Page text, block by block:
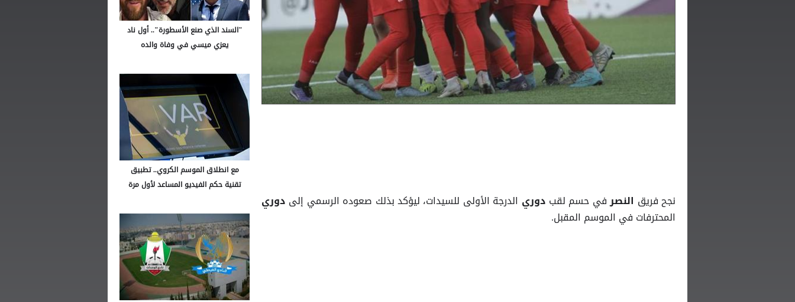
نجح فريق النصرفي حسم لقب دوري الدرجة الأولى للسيدات، ليؤكد بذلك صعوده الرسمي إلى دوري
المحترفات في الموسم المقبل.
"السند الذي صنع الأسطورة".. أول ناد
يعزي ميسي في وفاة والده
مع انطلاق الموسم الكروي.. تطبيق
تقنية حكم الفيديو المساعد لأول مرة